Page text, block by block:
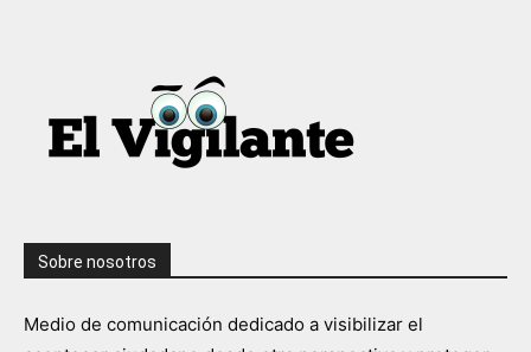
Sobre nosotros
Medio de comunicación dedicado a visibilizar el